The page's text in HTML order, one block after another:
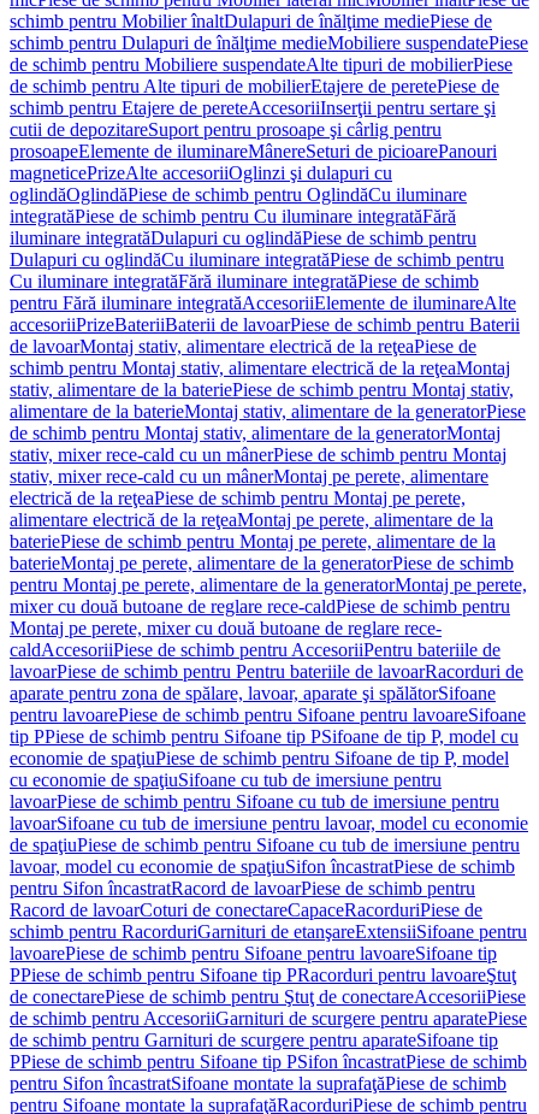
schimb pentru Mobilier înaltDulapuri de înălţime mediePiese de
schimb pentru Dulapuri de înălţime medieMobiliere suspendatePiese
de schimb pentru Mobiliere suspendateAlte tipuri de mobilierPiese
de schimb pentru Alte tipuri de mobilierEtajere de peretePiese de
schimb pentru Etajere de pereteAccesoriiInserţii pentru sertare şi
cutii de depozitareSuport pentru prosoape şi cârlig pentru
prosoapeElemente de iluminareMânereSeturi de picioarePanouri
magneticePrizeAlte accesoriiOglinzi şi dulapuri cu
oglindăOglindăPiese de schimb pentru OglindăCu iluminare
integratăPiese de schimb pentru Cu iluminare integratăFără
iluminare integratăDulapuri cu oglindăPiese de schimb pentru
Dulapuri cu oglindăCu iluminare integratăPiese de schimb pentru
Cu iluminare integratăFără iluminare integratăPiese de schimb
pentru Fără iluminare integratăAccesoriiElemente de iluminareAlte
accesoriiPrizeBateriiBaterii de lavoarPiese de schimb pentru Baterii
de lavoarMontaj stativ, alimentare electrică de la reţeaPiese de
schimb pentru Montaj stativ, alimentare electrică de la reţeaMontaj
stativ, alimentare de la bateriePiese de schimb pentru Montaj stativ,
alimentare de la baterieMontaj stativ, alimentare de la generatorPiese
de schimb pentru Montaj stativ, alimentare de la generatorMontaj
stativ, mixer rece-cald cu un mânerPiese de schimb pentru Montaj
stativ, mixer rece-cald cu un mânerMontaj pe perete, alimentare
electrică de la reţeaPiese de schimb pentru Montaj pe perete,
alimentare electrică de la reţeaMontaj pe perete, alimentare de la
bateriePiese de schimb pentru Montaj pe perete, alimentare de la
baterieMontaj pe perete, alimentare de la generatorPiese de schimb
pentru Montaj pe perete, alimentare de la generatorMontaj pe perete,
mixer cu două butoane de reglare rece-caldPiese de schimb pentru
Montaj pe perete, mixer cu două butoane de reglare rece-
caldAccesoriiPiese de schimb pentru AccesoriiPentru bateriile de
lavoarPiese de schimb pentru Pentru bateriile de lavoarRacorduri de
aparate pentru zona de spălare, lavoar, aparate şi spălătorSifoane
pentru lavoarePiese de schimb pentru Sifoane pentru lavoareSifoane
tip PPiese de schimb pentru Sifoane tip PSifoane de tip P, model cu
economie de spaţiuPiese de schimb pentru Sifoane de tip P, model
cu economie de spaţiuSifoane cu tub de imersiune pentru
lavoarPiese de schimb pentru Sifoane cu tub de imersiune pentru
lavoarSifoane cu tub de imersiune pentru lavoar, model cu economie
de spaţiuPiese de schimb pentru Sifoane cu tub de imersiune pentru
lavoar, model cu economie de spaţiuSifon încastratPiese de schimb
pentru Sifon încastratRacord de lavoarPiese de schimb pentru
Racord de lavoarCoturi de conectareCapaceRacorduriPiese de
schimb pentru RacorduriGarnituri de etanşareExtensiiSifoane pentru
lavoarePiese de schimb pentru Sifoane pentru lavoareSifoane tip
PPiese de schimb pentru Sifoane tip PRacorduri pentru lavoareŞtuţ
de conectarePiese de schimb pentru Ştuţ de conectareAccesoriiPiese
de schimb pentru AccesoriiGarnituri de scurgere pentru aparatePiese
de schimb pentru Garnituri de scurgere pentru aparateSifoane tip
PPiese de schimb pentru Sifoane tip PSifon încastratPiese de schimb
pentru Sifon încastratSifoane montate la suprafaţăPiese de schimb
pentru Sifoane montate la suprafaţăRacorduriPiese de schimb pentru